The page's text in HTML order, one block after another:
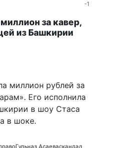
-1
за кавер,
из Башкирии
миллион рублей за
Его исполнила
в шоу Стаса
в шоке.